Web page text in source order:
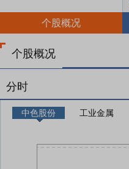
个股概况
个股概况
分时
中色股份 工业金属